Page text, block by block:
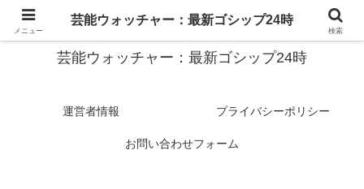
スターたちの裏側を徹底追跡！話題のゴシップがここに集結
芸能ウォッチャー：最新ゴシップ24時
運営者情報 プライバシーポリシー
お問い合わせフォーム
メニュー
芸能ウォッチャー：最新ゴシップ24時
検索